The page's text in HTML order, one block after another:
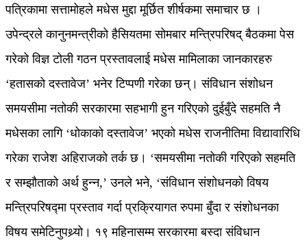
पत्रिकामा सत्तामोहले मधेस मुद्दा मूर्छित शीर्षकमा समाचार छ ।
उपेन्द्रले कानुनमन्त्रीको हैसियतमा सोमबार मन्त्रिपरिषद् बैठकमा पेस
गरेको विज्ञ टोली गठन प्रस्तावलाई मधेस मामिलाका जानकारहरु
‘हतासको दस्तावेज’ भनेर टिप्पणी गरेका छन्। संविधान संशोधन
समयसीमा नतोकी सरकारमा सहभागी हुन गरिएको दुईबुँदे सहमति नै
मधेसका लागि ‘धोकाको दस्तावेज’ भएको मधेस राजनीतिमा विद्यावारिधि
गरेका राजेश अहिराजको तर्क छ। ‘समयसीमा नतोकी गरिएको सहमति
र सम्झौताको अर्थ हुन्न,’ उनले भने, ‘संविधान संशोधनको विषय
मन्त्रिपरिषद्मा प्रस्ताव गर्दा प्रक्रियागत रुपमा बुँदा र संशोधनका
विषय समेटिनुपथ्र्यो। १९ महिनासम्म सरकारमा बस्दा संविधान